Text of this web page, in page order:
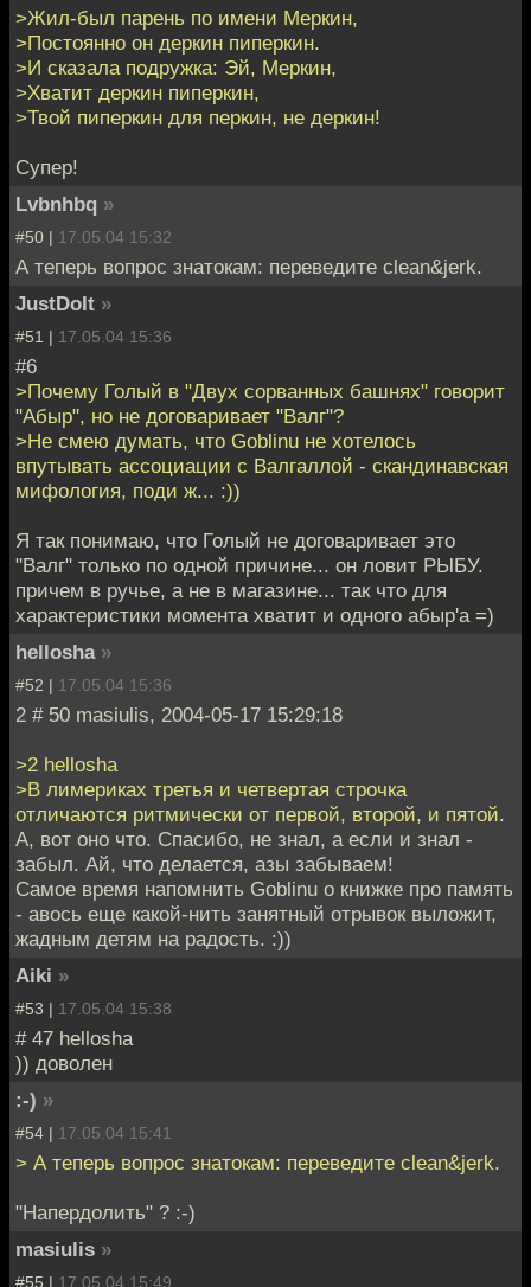
>Жил-был парень по имени Меркин,
>Постоянно он деркин пиперкин.
>И сказала подружка: Эй, Меркин,
>Хватит деркин пиперкин,
>Твой пиперкин для перкин, не деркин!
Супер!
Lvbnhbq »
#50 | 17.05.04 15:32
А теперь вопрос знатокам: переведите clean&jerk.
JustDoIt »
#51 | 17.05.04 15:36
#6
>Почему Голый в "Двух сорванных башнях" говорит
"Абыр", но не договаривает "Валг"?
>Не смею думать, что Goblinu не хотелось
впутывать ассоциации с Валгаллой - скандинавская
мифология, поди ж... :))
Я так понимаю, что Голый не договаривает это
"Валг" только по одной причине... он ловит РЫБУ.
причем в ручье, а не в магазине... так что для
характеристики момента хватит и одного абыр'а =)
hellosha »
#52 | 17.05.04 15:36
2 # 50 masiulis, 2004-05-17 15:29:18
>2 hellosha
>В лимериках третья и четвертая строчка
отличаются ритмически от первой, второй, и пятой.
А, вот оно что. Спасибо, не знал, а если и знал -
забыл. Ай, что делается, азы забываем!
Самое время напомнить Goblinu о книжке про память
- авось еще какой-нить занятный отрывок выложит,
жадным детям на радость. :))
Aiki »
#53 | 17.05.04 15:38
# 47 hellosha
)) доволен
:-) »
#54 | 17.05.04 15:41
> А теперь вопрос знатокам: переведите clean&jerk.
"Напердолить" ? :-)
masiulis »
#55 | 17.05.04 15:49